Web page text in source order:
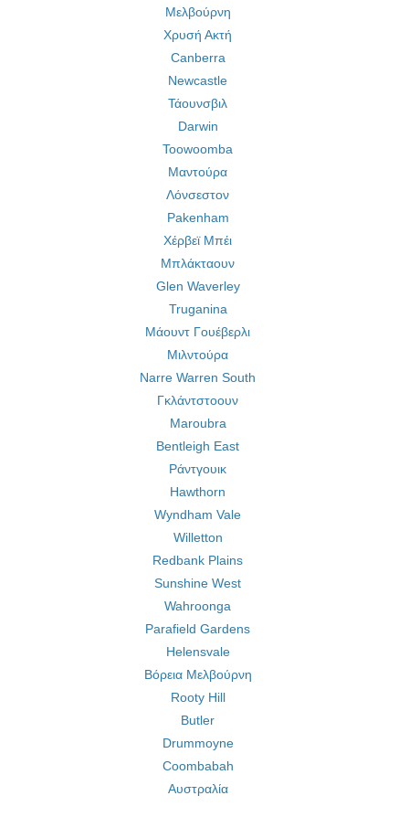
Μελβούρνη
Χρυσή Ακτή
Canberra
Newcastle
Τάουνσβιλ
Darwin
Toowoomba
Μαντούρα
Λόνσεστον
Pakenham
Χέρβεϊ Μπέι
Μπλάκταουν
Glen Waverley
Truganina
Μάουντ Γουέβερλι
Μιλντούρα
Narre Warren South
Γκλάντστοουν
Maroubra
Bentleigh East
Ράντγουικ
Hawthorn
Wyndham Vale
Willetton
Redbank Plains
Sunshine West
Wahroonga
Parafield Gardens
Helensvale
Βόρεια Μελβούρνη
Rooty Hill
Butler
Drummoyne
Coombabah
Αυστραλία